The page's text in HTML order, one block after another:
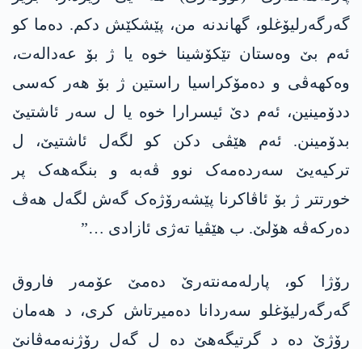
گەرگەرلیۆغلو، گھاندنە من، پێشکێش دکم. دەما کو
ئەم بێ وەستان تێکۆشینا خوە یا ژ بۆ عەدالەت،
وەکھەڤی و دەمۆکراسیا راستین ژ بۆ ھەر کەسی
ددۆمینین، ئەم دێ ئیسرارا خوە یا ل سەر ئاشتیێ
بدۆمینن. ئەم ھێڤی دکن کو لگەل ئاشتیێ، ل
ترکیەیێ سەردەمەک نوو ڤەبە و بنگەھەک پر
خورتتر ژ بۆ ئاڤاکرنا پێشەرۆژەک گەش لگەل ھەڤ
دەرکەڤە ھۆلێ. ب ھێڤیا تەژی ئازادی …”
رۆژا کو، پارلەمەنتەرێ دەمێ عۆمەر فاروق
گەرگەرلیۆغلو سەردانا دەمیرتاش کری، د ھەمان
رۆژێ دە د گرتیگەھێ دە ل گەل رۆژنەمەڤانێ